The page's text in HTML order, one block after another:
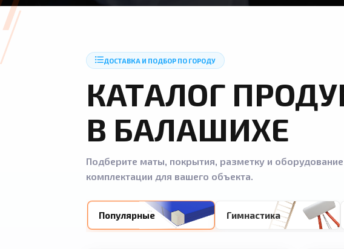
ДОСТАВКА И ПОДБОР ПО ГОРОДУ
КАТАЛОГ
В БАЛАШИХЕ
Подберите маты, покрытия, разметку и
комплектации для вашего объекта.
Популярные Гимнастика